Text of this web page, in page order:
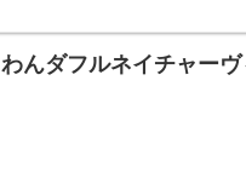
わんダフルネイチャー